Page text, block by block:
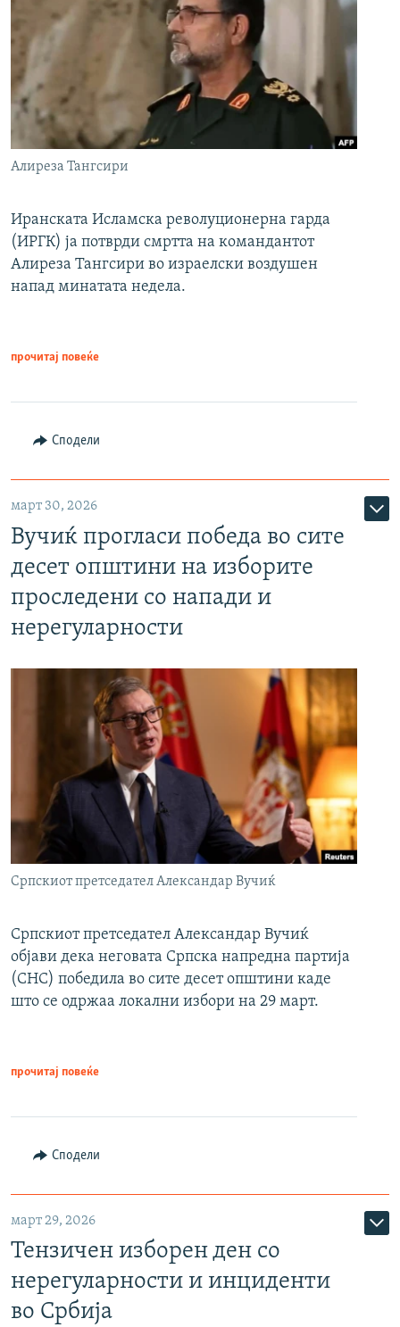
Алиреза Тангсири
Иранската Исламска револуционерна гарда
(ИРГК) ја потврди смртта на командантот
Алиреза Тангсири во израелски воздушен
напад минатата недела.
прочитај повеќе
Сподели
март 30, 2026
Вучиќ прогласи победа во сите
десет општини на изборите
проследени со напади и
нерегуларности
Српскиот претседател Александар Вучиќ
Српскиот претседател Александар Вучиќ
објави дека неговата Српска напредна партија
(СНС) победила во сите десет општини каде
што се одржаа локални избори на 29 март.
прочитај повеќе
Сподели
март 29, 2026
Тензичен изборен ден со
нерегуларности и инциденти
во Србија